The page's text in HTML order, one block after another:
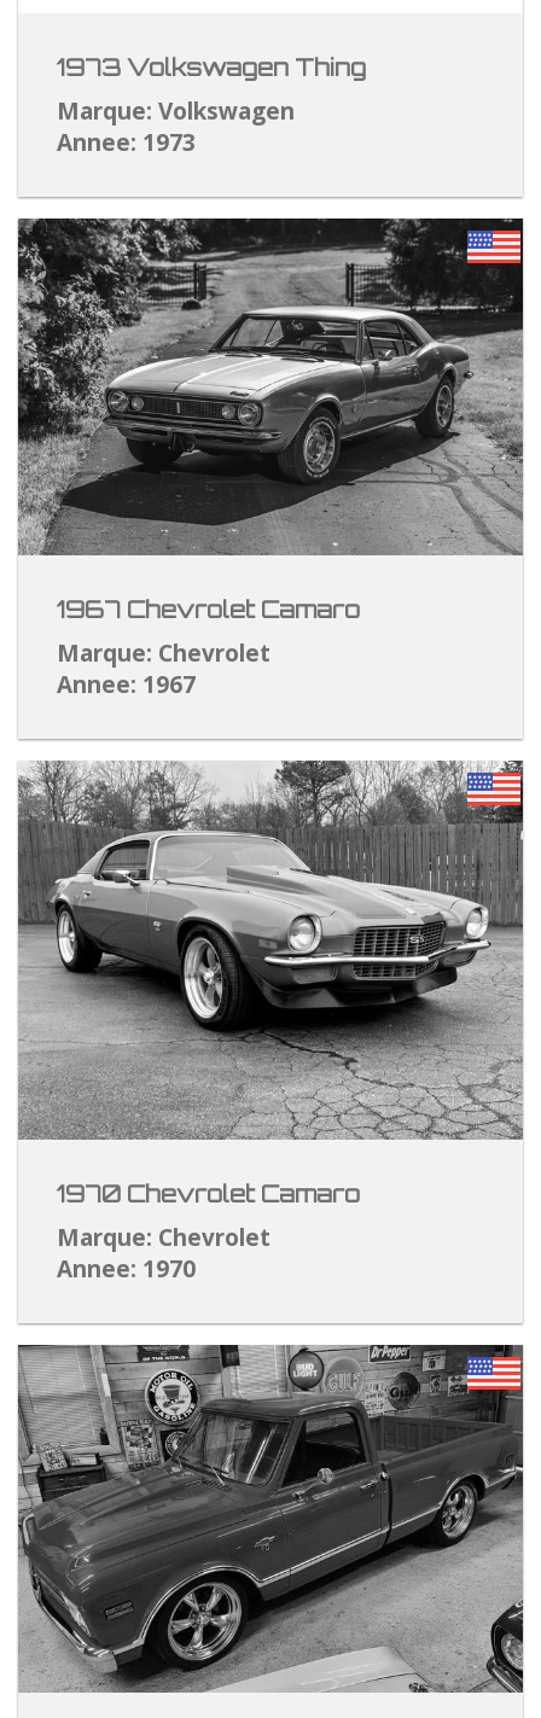
1973 Volkswagen Thing
Marque: Volkswagen
Annee: 1973
1967 Chevrolet Camaro
Marque: Chevrolet
Annee: 1967
1970 Chevrolet Camaro
Marque: Chevrolet
Annee: 1970